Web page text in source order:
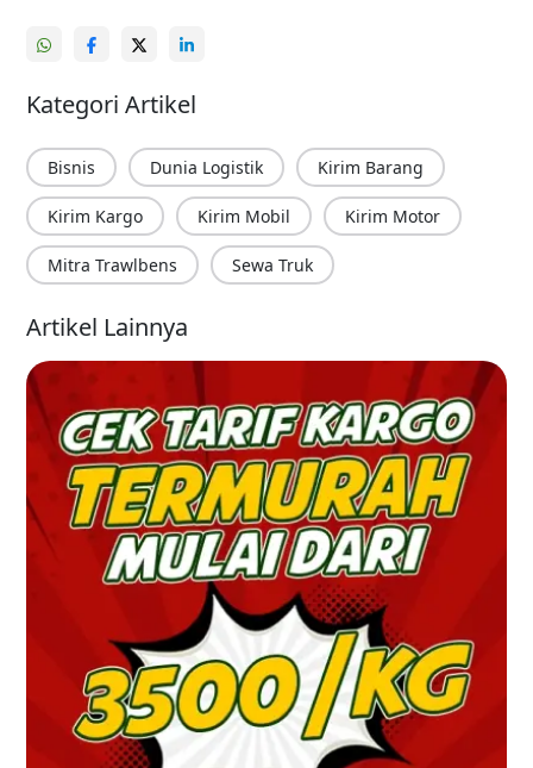
Kategori Artikel
Bisnis Dunia Logistik Kirim Barang
Kirim Kargo Kirim Mobil Kirim Motor
Mitra Trawlbens Sewa Truk
Artikel Lainnya